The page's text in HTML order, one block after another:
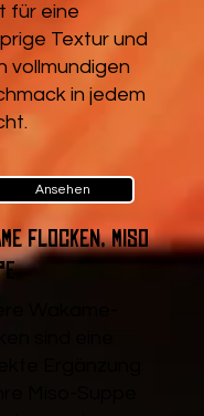
für eine
Textur und
vollmundigen
in jedem
Ansehen
Flocken, Miso
Wakame-